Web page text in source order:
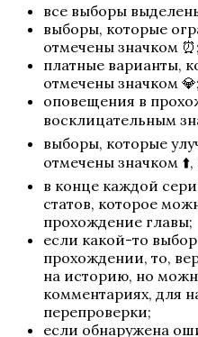
Сага о Грозах
все выборы
выборы, которые
отмечены значком ⏰;
платные варианты,
отмечены значком 💎;
оповещения в
восклицательным
выборы, которые
отмечены значком ⬆️,
в конце каждой
статов, которое
прохождение главы;
если какой-то
прохождении, то,
на историю, но
комментариях, для
перепроверки;
если обнаружена